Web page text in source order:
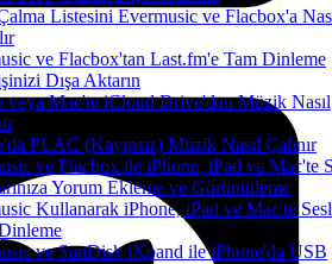
Listesini Evermusic ve Flacbox'a
ve Flacbox'tan Last.fm'e Tam Dinleme
Dışa Aktarın
veya Mac'te iCloud Drive'dan Müzik Nasıl
FLAC (Kayıpsız) Müzik Nasıl Çalınır
ve Flacbox ile iPhone, iPad ve Mac'te
Yorum Ekleme ve Görüntüleme
Kullanarak iPhone, iPad ve Mac'te
ve SanDisk iXpand ile iPhone'da USB